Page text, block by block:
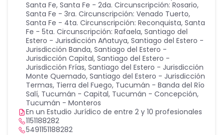
Santa Fe, Santa Fe - 2da. Circunscripción: Rosario,
Santa Fe - 3ra. Circunscripción: Venado Tuerto,
Santa Fe - 4ta. Circunscripción: Reconquista, Santa
Fe - 5ta. Circunscripción: Rafaela, Santiago del
Estero - Jurisdicción Añatuya, Santiago del Estero -
Jurisdicción Banda, Santiago del Estero -
Jurisdicción Capital, Santiago del Estero -
Jurisdicción Frías, Santiago del Estero - Jurisdicción
Monte Quemado, Santiago del Estero - Jurisdicción
Termas, Tierra del Fuego, Tucumán - Banda del Río
Salí, Tucumán - Capital, Tucumán - Concepción,
Tucumán - Monteros
En un Estudio Jurídico de entre 2 y 10 profesionales
1151188282
5491151188282